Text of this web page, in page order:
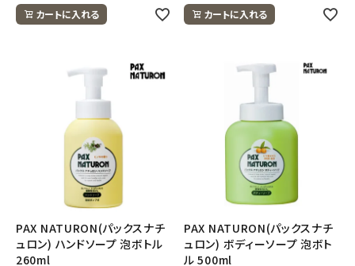
カートに入れる カートに入れる
PAX NATURON(パックスナチ
ュロン) ハンドソープ 泡ボトル
260ml
PAX NATURON(パックスナチ
ュロン) ボディーソープ 泡ボト
ル 500ml